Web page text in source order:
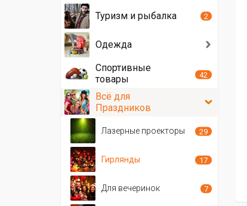
Туризм и рыбалка 2
Одежда
Спортивные
товары
42
Всё для
Праздников
Лазерные проекторы 29
Гирлянды 17
Для вечеринок 7